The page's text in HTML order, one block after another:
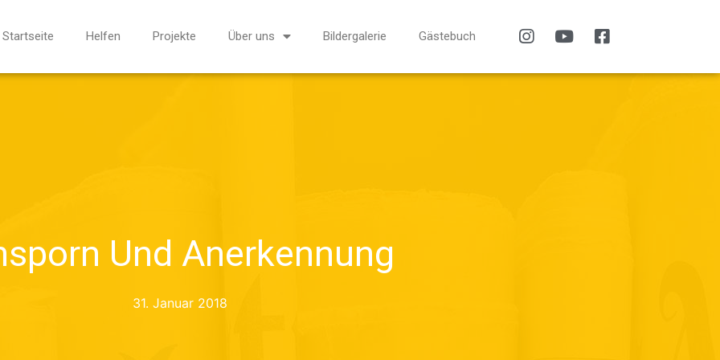
Startseite Helfen Projekte Über uns Bildergalerie Gästebuch
Und Anerkennung
31. Januar 2018